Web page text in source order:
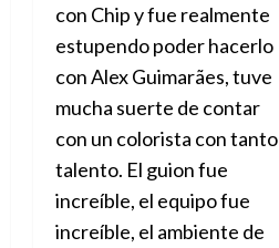
con Chip y fue realmente
estupendo poder hacerlo
con Alex Guimarães, tuve
mucha suerte de contar
con un colorista con tanto
talento. El guion fue
increíble, el equipo fue
increíble, el ambiente de